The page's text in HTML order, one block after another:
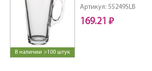
В наличии >100 штук
Артикул: 55249SLB
169.21 ₽